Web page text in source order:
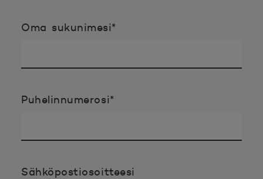
Oma sukunimesi*
Puhelinnumerosi*
Sähköpostiosoitteesi